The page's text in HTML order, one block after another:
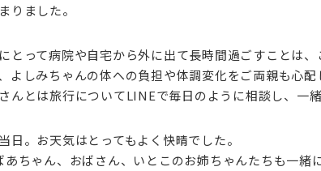
りました。
とって病院や自宅から外に出て長時間過ごすことは
よしみちゃんの体への負担や体調変化をご両親も心
んとは旅行についてLINEで毎日のように相談し、一
日。お天気はとってもよく快晴でした。
あちゃん、おばさん、いとこのお姉ちゃんたちも一